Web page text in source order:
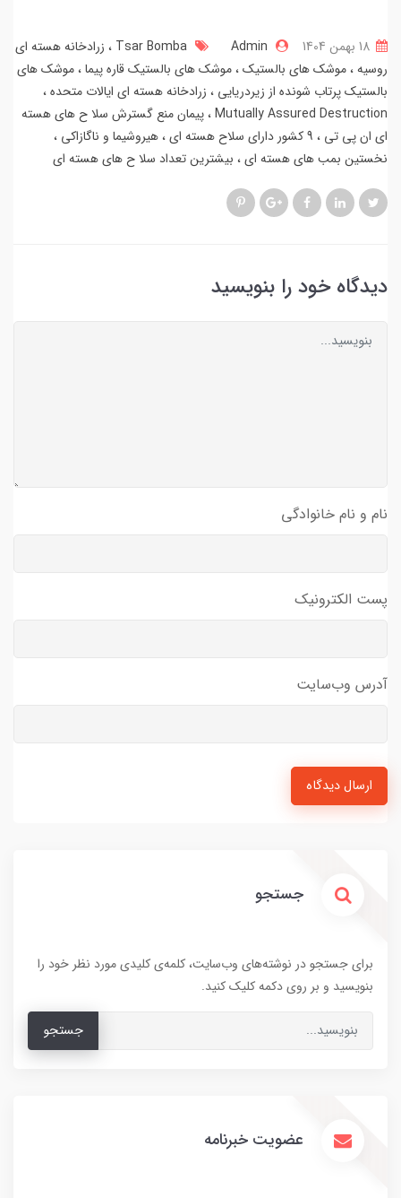
Admin
Tsar Bomba
زرادخانه هسته ای
روسیه موشک های بالستیک موشک های بالستیک قاره پیما موشک های
بالستیک پرتاب شونده از زیردریایی
زرادخانه هسته ای ایالات متحده
Mutually Assured Destruction پیمان منع گسترش سلا ح های هسته
ای ان پی تی
9 کشور دارای سلاح هسته ای
هیروشیما و ناگازاکی
نخستین بمب های هسته ای بیشترین تعداد سلا ح های هسته ای
دیدگاه خود را بنویسید
نام و نام خانوادگی
پست الکترونیک
آدرس وب‌سایت
ارسال دیدگاه
جستجو
برای جستجو در نوشته‌های وب‌سایت، کلمه‌ی کلیدی مورد نظر خود را
بنویسید و بر روی دکمه کلیک کنید.
جستجو
عضویت خبرنامه